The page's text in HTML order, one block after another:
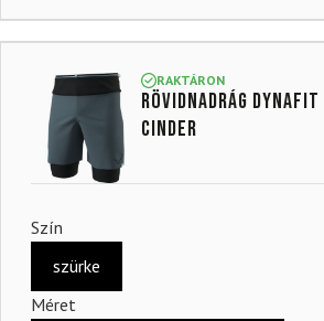
RAKTÁRON
Rövidnadrág
Cinder
Szín
szürke
Méret